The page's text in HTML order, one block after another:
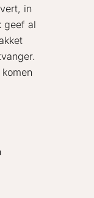
in
geef al